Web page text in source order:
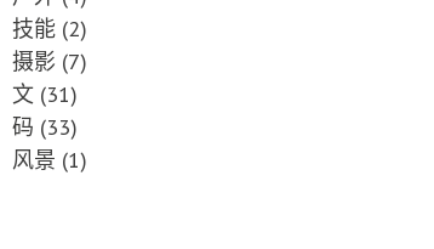
技能(2)
摄影 (7)
文(31)
码 (33)
风景 (1)